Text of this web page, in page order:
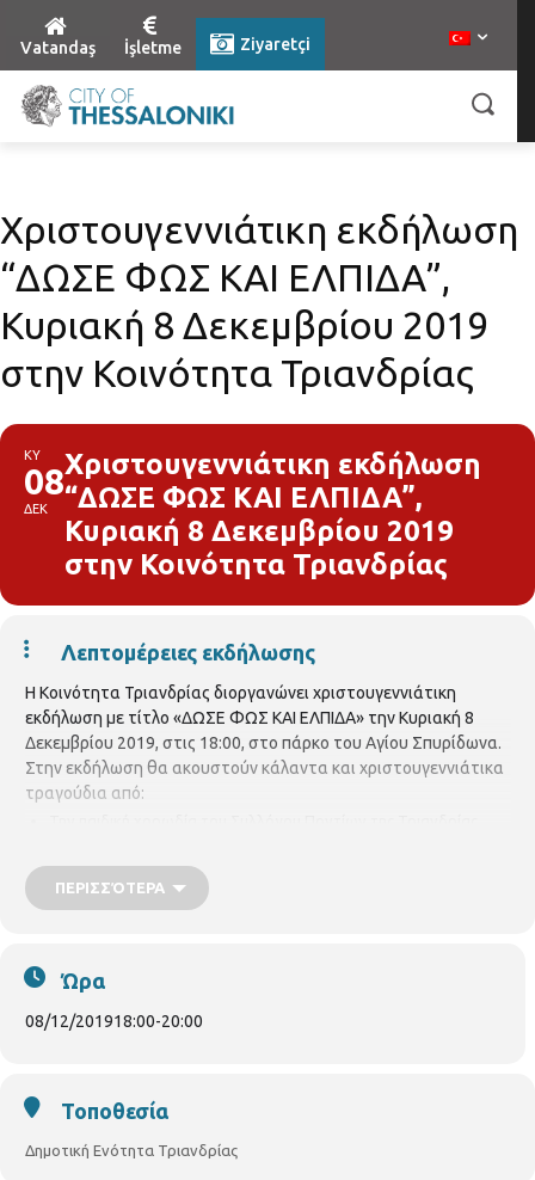
Vatandaş İşletme Ziyaretçi
Χριστουγεννιάτικη εκδήλωση
“ΔΩΣΕ ΦΩΣ ΚΑΙ ΕΛΠΙΔΑ”,
Κυριακή 8 Δεκεμβρίου 2019
στην Κοινότητα Τριανδρίας
ΚΥ
08
ΔΕΚ
Χριστουγεννιάτικη εκδήλωση
“ΔΩΣΕ ΦΩΣ ΚΑΙ ΕΛΠΙΔΑ”,
Κυριακή 8 Δεκεμβρίου 2019
στην Κοινότητα Τριανδρίας
Λεπτομέρειες εκδήλωσης
Η Κοινότητα Τριανδρίας διοργανώνει χριστουγεννιάτικη
εκδήλωση με τίτλο «ΔΩΣΕ ΦΩΣ ΚΑΙ ΕΛΠΙΔΑ» την Κυριακή 8
Δεκεμβρίου 2019, στις 18:00, στο πάρκο του Αγίου Σπυρίδωνα.
Στην εκδήλωση θα ακουστούν κάλαντα και χριστουγεννιάτικα
τραγούδια από:
Τη χορωδία του 2 ου Δημοτικού Σχολείου Τριανδρίας και
Παράλληλα έμπειροι διασκεδαστές (ξωτικά) θα αναλάβουν την
διασκέδαση του κοινού, θα χαρίζουν στους μικρούς μας φίλους
ποπ- κορν και μαλλί της γριάς ενώ στον χώρο θα περιφέρεται
ένας ξυλοπόδαρος με χριστουγεννιάτικη ενδυμασία που θα
ΠΕΡΙΣΣΌΤΕΡΑ
Ώρα
08/12/201918:00-20:00
Τοποθεσία
Δημοτική Ενότητα Τριανδρίας